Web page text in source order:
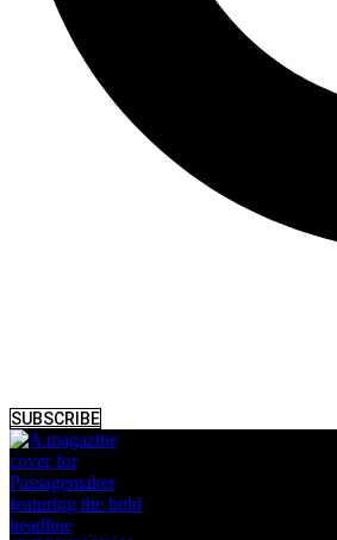
SUBSCRIBE